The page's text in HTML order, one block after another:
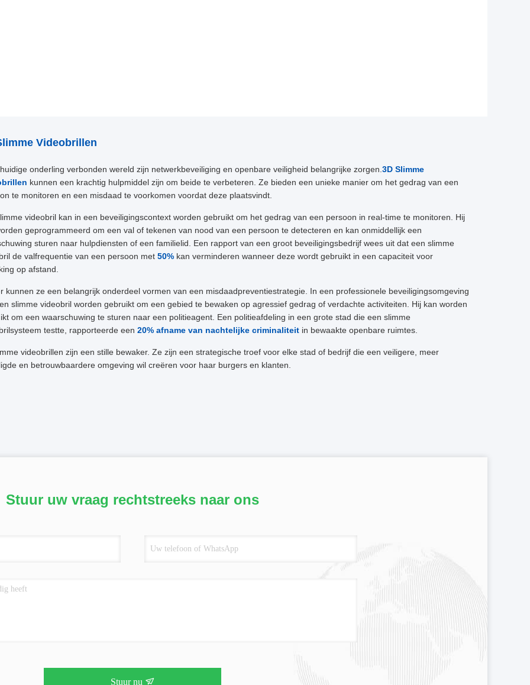
Videobrillen
onderling verbonden wereld zijn netwerkbeveiliging en openbare veiligheid belangrijke zorgen. 3D Slimme
kunnen een krachtig hulpmiddel zijn om beide te verbeteren. Ze bieden een unieke manier om het gedrag van een
te monitoren en een misdaad te voorkomen voordat deze plaatsvindt.
videobril kan in een beveiligingscontext worden gebruikt om het gedrag van een persoon in real-time te monitoren. Hij
geprogrammeerd om een val of tekenen van nood van een persoon te detecteren en kan onmiddellijk een
sturen naar hulpdiensten of een familielid. Een rapport van een groot beveiligingsbedrijf wees uit dat een slimme
de valfrequentie van een persoon met 50% kan verminderen wanneer deze wordt gebruikt in een capaciteit voor
op afstand.
kunnen ze een belangrijk onderdeel vormen van een misdaadpreventiestrategie. In een professionele beveiligingsomgeving
slimme videobril worden gebruikt om een gebied te bewaken op agressief gedrag of verdachte activiteiten. Hij kan worden
om een waarschuwing te sturen naar een politieagent. Een politieafdeling in een grote stad die een slimme
testte, rapporteerde een 20% afname van nachtelijke criminaliteit in bewaakte openbare ruimtes.
videobrillen zijn een stille bewaker. Ze zijn een strategische troef voor elke stad of bedrijf die een veiligere, meer
en betrouwbaardere omgeving wil creëren voor haar burgers en klanten.
Stuur uw vraag rechtstreeks naar ons
Stuur nu